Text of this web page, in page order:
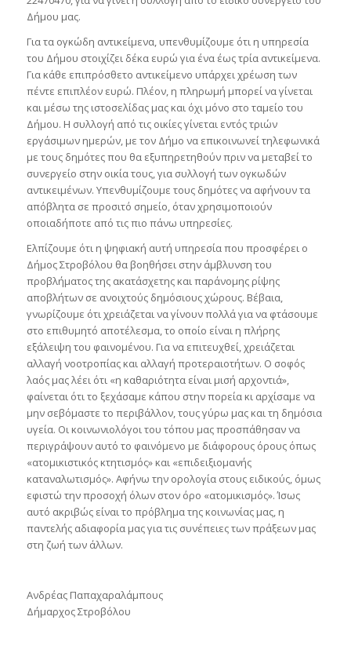
Δήμου μας.
Για τα ογκώδη αντικείμενα, υπενθυμίζουμε ότι η υπηρεσία
του Δήμου στοιχίζει δέκα ευρώ για ένα έως τρία αντικείμενα.
Για κάθε επιπρόσθετο αντικείμενο υπάρχει χρέωση των
πέντε επιπλέον ευρώ. Πλέον, η πληρωμή μπορεί να γίνεται
και μέσω της ιστοσελίδας μας και όχι μόνο στο ταμείο του
Δήμου. Η συλλογή από τις οικίες γίνεται εντός τριών
εργάσιμων ημερών, με τον Δήμο να επικοινωνεί τηλεφωνικά
με τους δημότες που θα εξυπηρετηθούν πριν να μεταβεί το
συνεργείο στην οικία τους, για συλλογή των ογκωδών
αντικειμένων. Υπενθυμίζουμε τους δημότες να αφήνουν τα
απόβλητα σε προσιτό σημείο, όταν χρησιμοποιούν
οποιαδήποτε από τις πιο πάνω υπηρεσίες.
Ελπίζουμε ότι η ψηφιακή αυτή υπηρεσία που προσφέρει ο
Δήμος Στροβόλου θα βοηθήσει στην άμβλυνση του
προβλήματος της ακατάσχετης και παράνομης ρίψης
αποβλήτων σε ανοιχτούς δημόσιους χώρους. Βέβαια,
γνωρίζουμε ότι χρειάζεται να γίνουν πολλά για να φτάσουμε
στο επιθυμητό αποτέλεσμα, το οποίο είναι η πλήρης
εξάλειψη του φαινομένου. Για να επιτευχθεί, χρειάζεται
αλλαγή νοοτροπίας και αλλαγή προτεραιοτήτων. Ο σοφός
λαός μας λέει ότι «η καθαριότητα είναι μισή αρχοντιά»,
φαίνεται ότι το ξεχάσαμε κάπου στην πορεία κι αρχίσαμε να
μην σεβόμαστε το περιβάλλον, τους γύρω μας και τη δημόσια
υγεία. Οι κοινωνιολόγοι του τόπου μας προσπάθησαν να
περιγράψουν αυτό το φαινόμενο με διάφορους όρους όπως
«ατομικιστικός κτητισμός» και «επιδειξιομανής
καταναλωτισμός». Αφήνω την ορολογία στους ειδικούς, όμως
εφιστώ την προσοχή όλων στον όρο «ατομικισμός». Ίσως
αυτό ακριβώς είναι το πρόβλημα της κοινωνίας μας, η
παντελής αδιαφορία μας για τις συνέπειες των πράξεων μας
στη ζωή των άλλων.
Ανδρέας Παπαχαραλάμπους
Δήμαρχος Στροβόλου